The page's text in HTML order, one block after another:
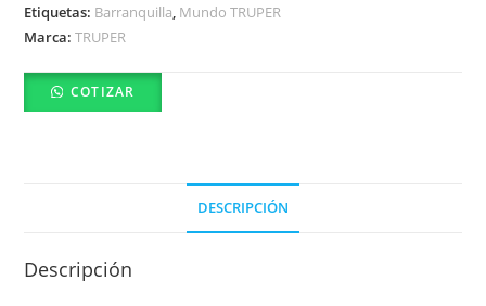
Etiquetas: Barranquilla, Mundo TRUPER
Marca:TRUPER
COTIZAR
DESCRIPCIÓN
Descripción